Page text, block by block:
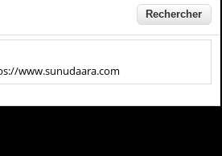
www.sunudaara.com